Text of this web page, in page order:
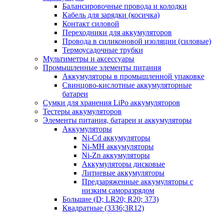
Балансировочные провода и колодки
Кабель для зарядки (косичка)
Контакт силовой
Переходники для аккумуляторов
Провода в силиконовой изоляции (силовые)
Термоусадочные трубки
Мультиметры и аксессуары
Промышленные элементы питания
Аккумуляторы в промышленной упаковке
Свинцово-кислотные аккумуляторные
батареи
Сумки для хранения LiPo аккумуляторов
Тестеры аккумуляторов
Элементы питания, батареи и аккумуляторы
Аккумуляторы
Ni-Cd аккумуляторы
Ni-MH аккумуляторы
Ni-Zn аккумуляторы
Аккумуляторы дисковые
Литиевые аккумуляторы
Предзаряженные аккумуляторы с
низким саморазрядом
Большие (D; LR20; R20; 373)
Квадратные (3336;3R12)